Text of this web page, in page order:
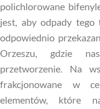
polichlorowane
jest, aby odpady tego
odpowiednio
Orzeszu, gdzie
przetworzenie. Na
frakcjonowane w
elementów, które